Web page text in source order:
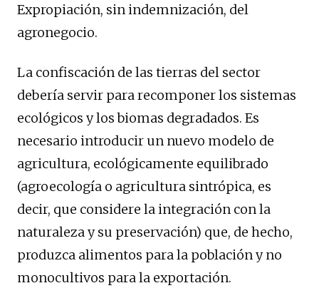
Expropiación, sin indemnización, del
agronegocio.
La confiscación de las tierras del sector
debería servir para recomponer los sistemas
ecológicos y los biomas degradados. Es
necesario introducir un nuevo modelo de
agricultura, ecológicamente equilibrado
(agroecología o agricultura sintrópica, es
decir, que considere la integración con la
naturaleza y su preservación) que, de hecho,
produzca alimentos para la población y no
monocultivos para la exportación.